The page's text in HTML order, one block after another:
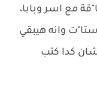
مع اسر وبابا،
وانه هيبقي
كدا كتب